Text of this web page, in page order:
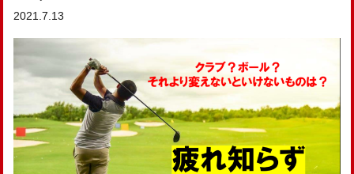
2021.7.13